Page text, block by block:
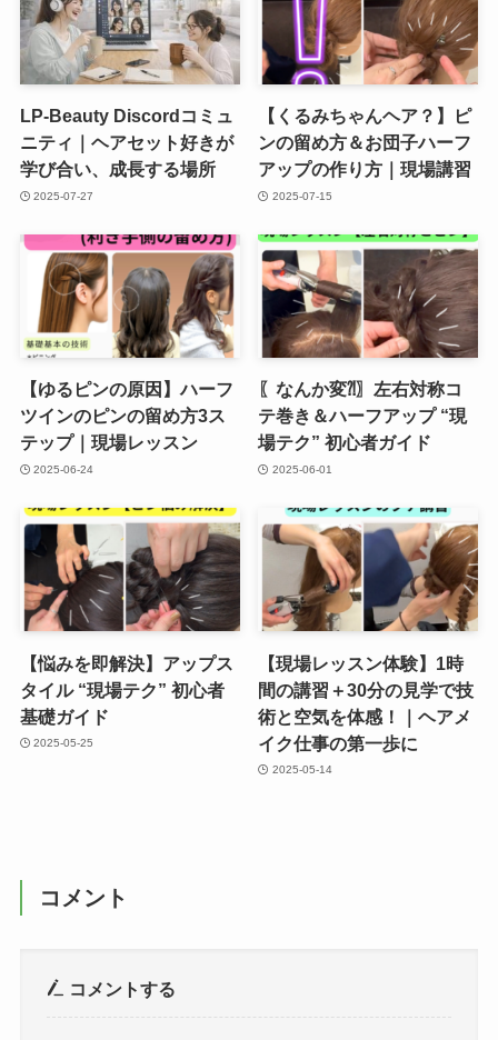
LP-Beauty Discordコミュ
ニティ｜ヘアセット好きが
学び合い、成長する場所
2025-07-27
【くるみちゃんヘア？】ピ
ンの留め方＆お団子ハーフ
アップの作り方｜現場講習
2025-07-15
【ゆるピンの原因】ハーフ
ツインのピンの留め方3ス
テップ｜現場レッスン
2025-06-24
〖なんか変⁈〗左右対称コ
テ巻き＆ハーフアップ “現
場テク” 初心者ガイド
2025-06-01
【悩みを即解決】アップス
タイル “現場テク” 初心者
基礎ガイド
2025-05-25
【現場レッスン体験】1時
間の講習＋30分の見学で技
術と空気を体感！｜ヘアメ
イク仕事の第一歩に
2025-05-14
コメント
コメントする